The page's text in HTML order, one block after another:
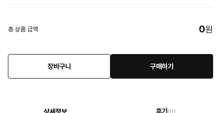
총 상품 금액 0원
장바구니 구매하기
상세정보 후기 (0)